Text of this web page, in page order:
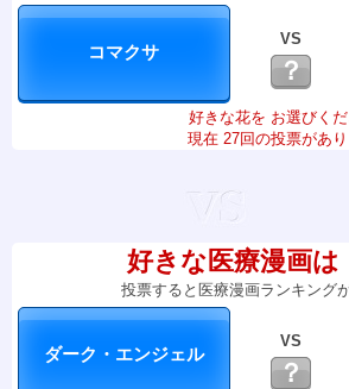
VS
？
好きな花を お選びくだ
現在 27回の投票があり
好きな医療漫画は
投票すると医療漫画ランキング
VS
？